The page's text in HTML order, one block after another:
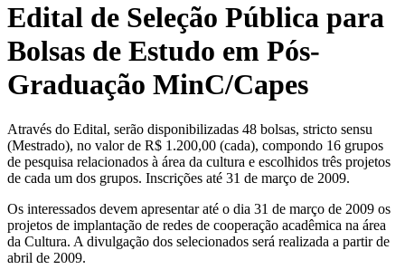
Edital de Seleção Pública para
Bolsas de Estudo em Pós-
Graduação MinC/Capes
Através do Edital, serão disponibilizadas 48 bolsas, stricto sensu
(Mestrado), no valor de R$ 1.200,00 (cada), compondo 16 grupos
de pesquisa relacionados à área da cultura e escolhidos três projetos
de cada um dos grupos. Inscrições até 31 de março de 2009.
Os interessados devem apresentar até o dia 31 de março de 2009 os
projetos de implantação de redes de cooperação acadêmica na área
da Cultura. A divulgação dos selecionados será realizada a partir de
abril de 2009.